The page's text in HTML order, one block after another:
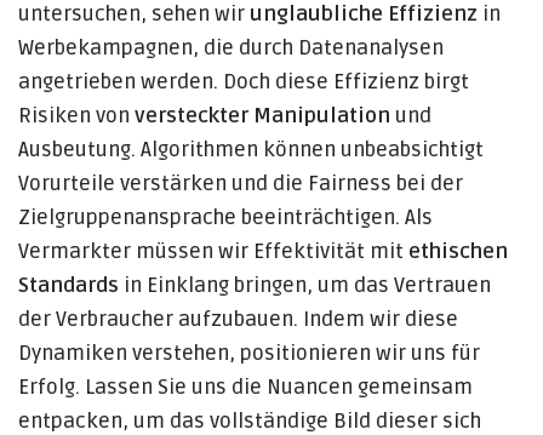
untersuchen, sehen wir unglaubliche Effizienz in
Werbekampagnen, die durch Datenanalysen
angetrieben werden. Doch diese Effizienz birgt
Risiken von versteckter Manipulation und
Ausbeutung. Algorithmen können unbeabsichtigt
Vorurteile verstärken und die Fairness bei der
Zielgruppenansprache beeinträchtigen. Als
Vermarkter müssen wir Effektivität mit ethischen
Standards in Einklang bringen, um das Vertrauen
der Verbraucher aufzubauen. Indem wir diese
Dynamiken verstehen, positionieren wir uns für
Erfolg. Lassen Sie uns die Nuancen gemeinsam
entpacken, um das vollständige Bild dieser sich